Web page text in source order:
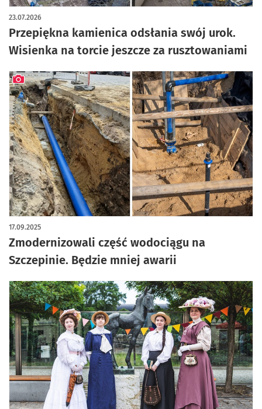
Przepiękna kamienica odsłania swój urok.
Wisienka na torcie jeszcze za rusztowaniami
23.07.2026
artykuł z galerią zdjęć
Zmodernizowali część wodociągu na
Szczepinie. Będzie mniej awarii
17.09.2025
artykuł z galerią zdjęć